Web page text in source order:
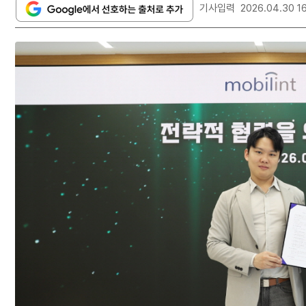
기사입력 2026.04.30